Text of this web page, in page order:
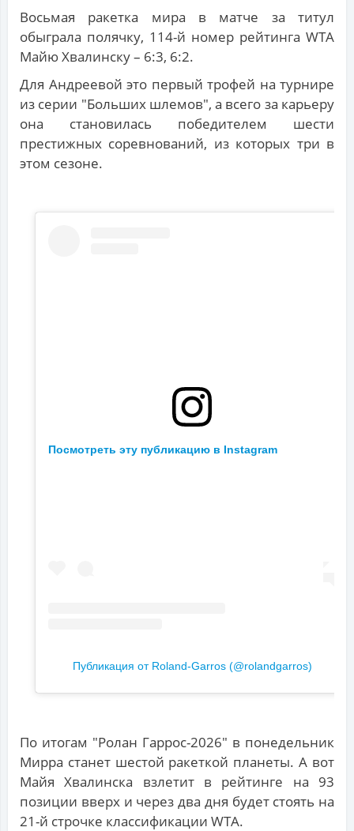
Восьмая ракетка мира в матче за титул
обыграла полячку, 114-й номер рейтинга WTA
Майю Хвалинску – 6:3, 6:2.
Для Андреевой это первый трофей на турнире
из серии "Больших шлемов", а всего за карьеру
она становилась победителем шести
престижных соревнований, из которых три в
этом сезоне.
Посмотреть эту публикацию в Instagram
Публикация от Roland-Garros (@rolandgarros)
По итогам "Ролан Гаррос-2026" в понедельник
Мирра станет шестой ракеткой планеты. А вот
Майя Хвалинска взлетит в рейтинге на 93
позиции вверх и через два дня будет стоять на
21-й строчке классификации WTA.